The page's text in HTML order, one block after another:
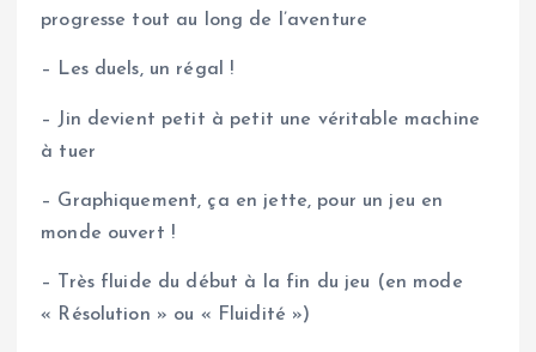
progresse tout au long de l’aventure
– Les duels, un régal !
– Jin devient petit à petit une véritable machine
à tuer
– Graphiquement, ça en jette, pour un jeu en
monde ouvert !
– Très fluide du début à la fin du jeu (en mode
« Résolution » ou « Fluidité »)